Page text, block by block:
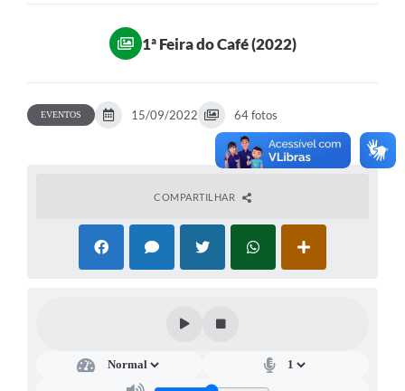
1ª Feira do Café (2022)
EVENTOS 15/09/2022 64 fotos
COMPARTILHAR